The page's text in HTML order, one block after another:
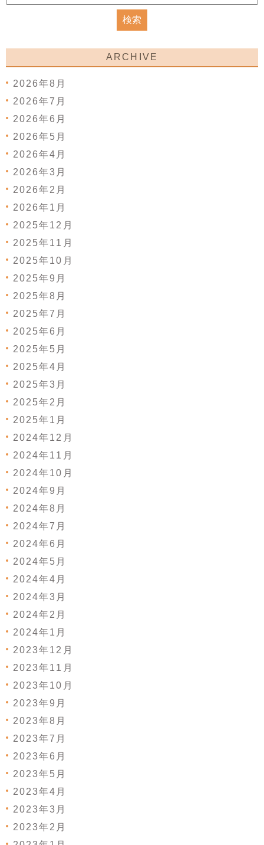
ARCHIVE
2026年8月
2026年7月
2026年6月
2026年5月
2026年4月
2026年3月
2026年2月
2026年1月
2025年12月
2025年11月
2025年10月
2025年9月
2025年8月
2025年7月
2025年6月
2025年5月
2025年4月
2025年3月
2025年2月
2025年1月
2024年12月
2024年11月
2024年10月
2024年9月
2024年8月
2024年7月
2024年6月
2024年5月
2024年4月
2024年3月
2024年2月
2024年1月
2023年12月
2023年11月
2023年10月
2023年9月
2023年8月
2023年7月
2023年6月
2023年5月
2023年4月
2023年3月
2023年2月